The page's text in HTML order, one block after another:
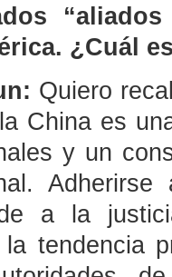
¿Cuál
Quiero
China es
y un
a la
tendencia